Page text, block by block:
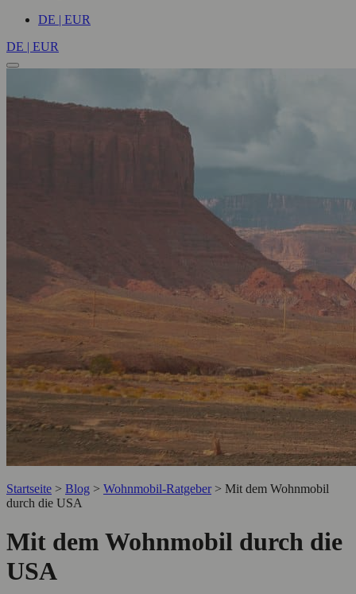
DE | EUR
DE | EUR
Startseite > Blog > Wohnmobil-Ratgeber > Mit dem Wohnmobil
durch die USA
Mit dem Wohnmobil durch die
USA